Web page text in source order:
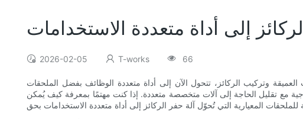
إلى أداة متعددة الاستخدامات
2026-02-05 T-works 66
وتركيب الركائز، تتحول الآن إلى أداة متعددة الوظائف بفضل الملحقات
مع تقليل الحاجة إلى آلات متخصصة متعددة. إذا كنت مهتمًا بمعرفة كيف يُمكن